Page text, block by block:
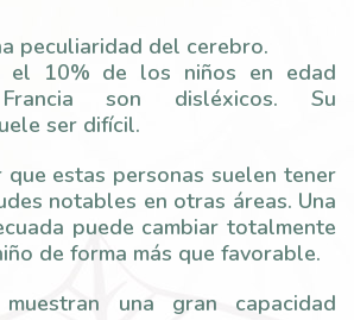
peculiaridad del cerebro.
el 10% de los niños en edad
son disléxicos. Su
ser difícil.
que estas personas suelen tener
notables en otras áreas. Una
puede cambiar totalmente
de forma más que favorable.
una gran capacidad